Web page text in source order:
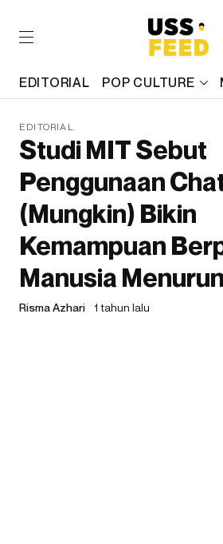
EDITORIAL POP CULTURE
EDITORIAL
Studi MIT Sebut
Penggunaan
(Mungkin) Bikin
Kemampuan
Manusia Menurun
Risma Azhari 1 tahun lalu